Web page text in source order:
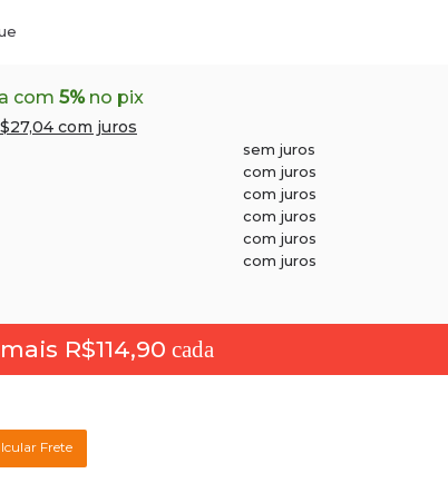
com 5%no pix
com juros
sem juros
com juros
com juros
com juros
com juros
com juros
R$114,90
Frete